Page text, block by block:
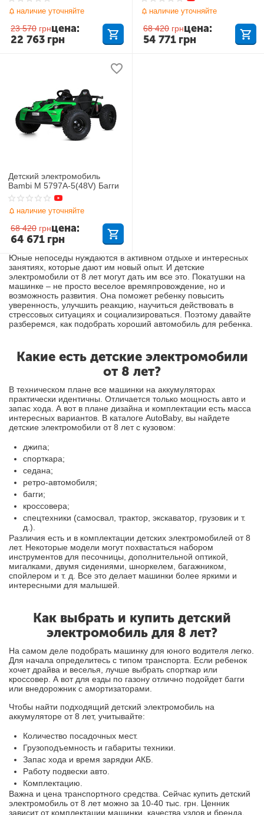
Юные непоседы нуждаются в активном отдыхе и интересных
занятиях, которые дают им новый опыт. И детские
электромобили от 8 лет могут дать им все это. Покатушки на
машинке – не просто веселое времяпровождение, но и
возможность развития. Она поможет ребенку повысить
уверенность, улучшить реакцию, научиться действовать в
стрессовых ситуациях и социализироваться. Поэтому давайте
разберемся, как подобрать хороший автомобиль для ребенка.
Какие есть детские электромобили
от 8 лет?
В техническом плане все машинки на аккумуляторах
практически идентичны. Отличается только мощность авто и
запас хода. А вот в плане дизайна и комплектации есть масса
интересных вариантов. В каталоге AutoBaby, вы найдете
детские электромобили от 8 лет с кузовом:
джипа;
спорткара;
седана;
ретро-автомобиля;
багги;
кроссовера;
спецтехники (самосвал, трактор, экскаватор, грузовик и т.
д.).
Различия есть и в комплектации детских электромобилей от 8
лет. Некоторые модели могут похвастаться набором
инструментов для песочницы, дополнительной оптикой,
мигалками, двумя сидениями, шноркелем, багажником,
спойлером и т. д. Все это делает машинки более яркими и
интересными для малышей.
Как выбрать и купить детский
электромобиль для 8 лет?
На самом деле подобрать машинку для юного водителя легко.
Для начала определитесь с типом транспорта. Если ребенок
хочет драйва и веселья, лучше выбрать спорткар или
кроссовер. А вот для езды по газону отлично подойдет багги
или внедорожник с амортизаторами.
Чтобы найти подходящий детский электромобиль на
аккумуляторе от 8 лет, учитывайте:
Количество посадочных мест.
Грузоподъемность и габариты техники.
Запас хода и время зарядки АКБ.
Работу подвески авто.
Комплектацию.
Важна и цена транспортного средства. Сейчас купить детский
электромобиль от 8 лет можно за 10-40 тыс. грн. Ценник
зависит от комплектации машинки, качества узлов и бренда.
наличие уточняйте
23 570 грн
22 763 грн
цена:
наличие уточняйте
68 420 грн
54 771 грн
цена:
Детский электромобиль
Bambi M 5797A-5(48V) Багги
наличие уточняйте
68 420 грн
64 671 грн
цена: